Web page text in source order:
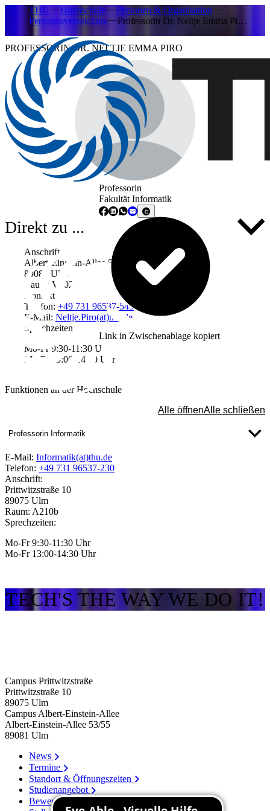
THU Hochschule
Personen & Organisation
Personenverzeichnis
Professorin Dr. Neltje Emma Pi…
PROFESSORIN DR. NELTJE EMMA PIRO
Professorin
Fakultät Informatik
Link in Zwischenablage kopiert
Direkt zu ...
Anschrift
Albert-Einstein-Allee 53-55
89081 Ulm
Raum: V202
Kontakt
Telefon: +49 731 96537-549
E-Mail: Neltje.Piro(at)thu.de
Sprechzeiten
Mo-Fr 9:30-11:30 Uhr
Mo-Fr 13:00-14:30 Uhr
Funktionen an der Hochschule
Alle öffnenAlle schließen
Professorin Informatik
E-Mail: Informatik(at)thu.de
Telefon: +49 731 96537-230
Anschrift:
Prittwitzstraße 10
89075 Ulm
Raum: A210b
Sprechzeiten:
Mo-Fr 9:30-11:30 Uhr
Mo-Fr 13:00-14:30 Uhr
TECH'S THE WAY WE DO IT!
Campus Prittwitzstraße
Prittwitzstraße 10
89075 Ulm
Campus Albert-Einstein-Allee
Albert-Einstein-Allee 53/​55
89081 Ulm
News
Termine
Standort & Öffnungszeiten
Studienangebot
Bewerbung